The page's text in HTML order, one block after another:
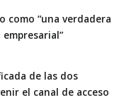
como “una verdadera
de las dos
el canal de acceso